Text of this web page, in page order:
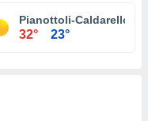
Pianottoli-Caldarello
32° 23°